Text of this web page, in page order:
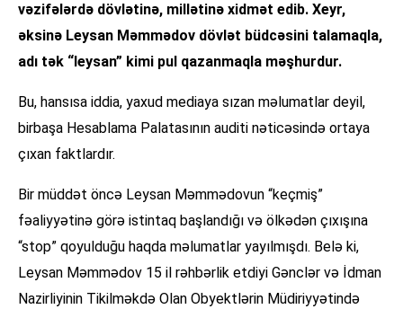
vəzifələrdə dövlətinə, millətinə xidmət edib. Xeyr,
əksinə Leysan Məmmədov dövlət büdcəsini talamaqla,
adı tək “leysan” kimi pul qazanmaqla məşhurdur.
Bu, hansısa iddia, yaxud mediaya sızan məlumatlar deyil,
birbaşa Hesablama Palatasının auditi nəticəsində ortaya
çıxan faktlardır.
Bir müddət öncə Leysan Məmmədovun “keçmiş”
fəaliyyətinə görə istintaq başlandığı və ölkədən çıxışına
“stop” qoyulduğu haqda məlumatlar yayılmışdı. Belə ki,
Leysan Məmmədov 15 il rəhbərlik etdiyi Gənclər və İdman
Nazirliyinin Tikilməkdə Olan Obyektlərin Müdiriyyətində